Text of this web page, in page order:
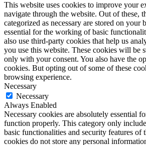
This website uses cookies to improve your
navigate through the website. Out of these,
categorized as necessary are stored on your
essential for the working of basic
also use third-party cookies that help us
you use this website. These cookies will be
only with your consent. You also have the
cookies. But opting out of some of these
browsing experience.
Necessary
Necessary
Always Enabled
Necessary cookies are absolutely essential
function properly. This category only
basic functionalities and security features of
cookies do not store any personal